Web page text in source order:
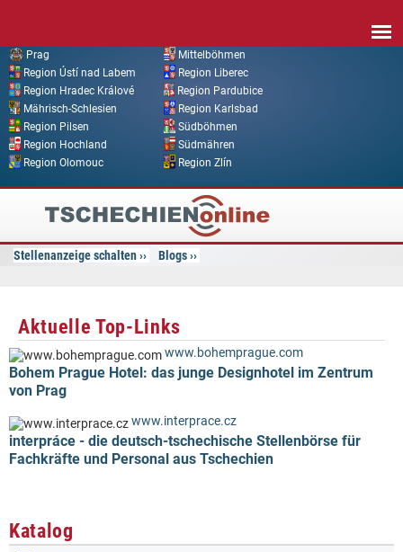
Prag
Mittelböhmen
Region Ústí nad Labem
Region Liberec
Region Hradec Králové
Region Pardubice
Mährisch-Schlesien
Region Karlsbad
Region Pilsen
Südböhmen
Region Hochland
Südmähren
Region Olomouc
Region Zlín
Tschechien
Online
Stellenanzeige schalten Blogs
Aktuelle Top-Links
www.bohemprague.com
Bohem Prague Hotel: das junge Designhotel im Zentrum
von Prag
www.interprace.cz
interpráce - die deutsch-tschechische Stellenbörse für
Fachkräfte und Personal aus Tschechien
Katalog